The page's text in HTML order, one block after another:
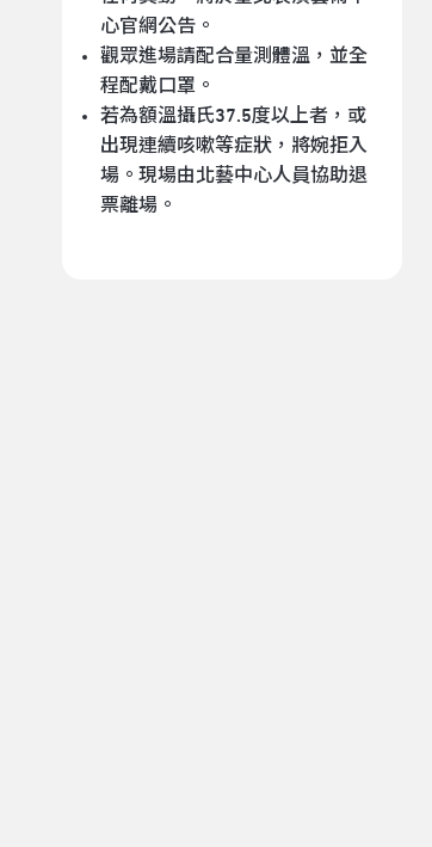
心官網公告。
觀眾進場請配合量測體溫，並全
程配戴口罩。
若為額溫攝氏37.5度以上者，或
出現連續咳嗽等症狀，將婉拒入
場。現場由北藝中心人員協助退
票離場。